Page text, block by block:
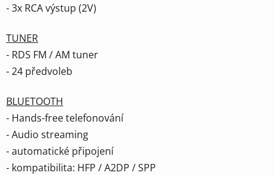
- 3x RCA výstup (2V)
TUNER
- RDS FM / AM tuner
- 24 předvoleb
BLUETOOTH
- Hands-free telefonování
- Audio streaming
- automatické připojení
- kompatibilita: HFP / A2DP / SPP